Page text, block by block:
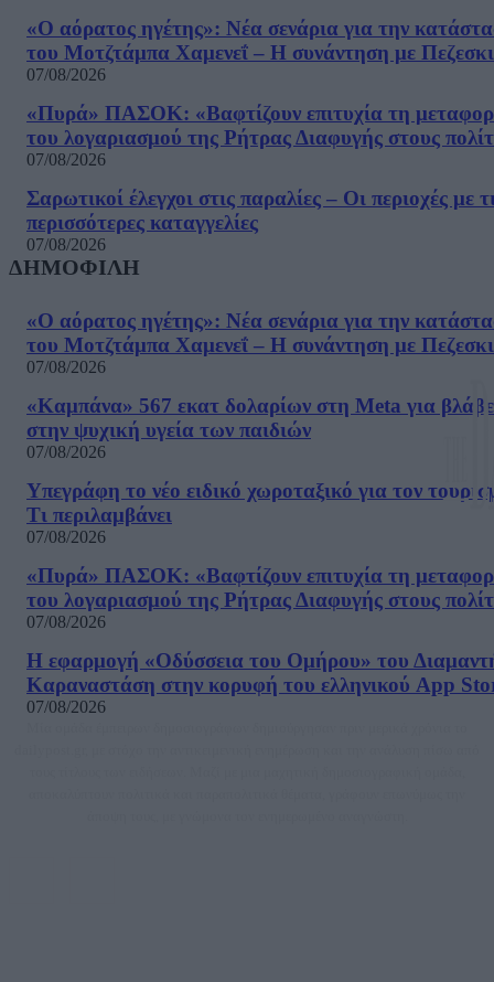
«Ο αόρατος ηγέτης»: Νέα σενάρια για την
του Μοτζτάμπα Χαμενεΐ – Η συνάντηση με
07/08/2026
«Πυρά» ΠΑΣΟΚ: «Βαφτίζουν επιτυχία τη
του λογαριασμού της Ρήτρας Διαφυγής στους
07/08/2026
Σαρωτικοί έλεγχοι στις παραλίες – Οι περιοχές με
περισσότερες καταγγελίες
07/08/2026
ΔΗΜΟΦΙΛΗ
«Ο αόρατος ηγέτης»: Νέα σενάρια για την
του Μοτζτάμπα Χαμενεΐ – Η συνάντηση με
07/08/2026
«Καμπάνα» 567 εκατ δολαρίων στη Meta για
στην ψυχική υγεία των παιδιών
07/08/2026
Υπεγράφη το νέο ειδικό χωροταξικό για τον
Τι περιλαμβάνει
07/08/2026
«Πυρά» ΠΑΣΟΚ: «Βαφτίζουν επιτυχία τη
του λογαριασμού της Ρήτρας Διαφυγής στους
07/08/2026
Η εφαρμογή «Οδύσσεια του Ομήρου» του
Καραναστάση στην κορυφή του ελληνικού App
07/08/2026